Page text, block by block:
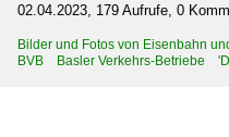
02.04.2023, 179 Aufrufe, 0
Bilder und Fotos von Eisenbahn
BVB Basler Verkehrs-Betriebe